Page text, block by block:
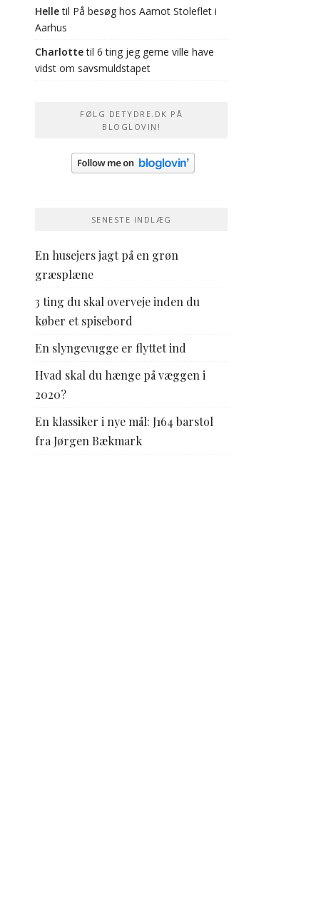
Helletil På besøg hos Aamot Stoleflet i
Aarhus
Charlottetil 6 ting jeg gerne ville have
vidst om savsmuldstapet
FØLG DETYDRE.DK PÅ
BLOGLOVIN!
SENESTE INDLÆG
En husejers jagt på en grøn
græsplæne
3 ting du skal overveje inden du
køber et spisebord
En slyngevugge er flyttet ind
Hvad skal du hænge på væggen i
2020?
En klassiker i nye mål: J164 barstol
fra Jørgen Bækmark